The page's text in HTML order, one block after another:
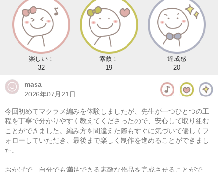
マクラメ編み ラウンドバスケット
楽しい！
32
素敵！
19
達成感
20
masa
2026年07月21日
今回初めてマクラメ編みを体験しましたが、先生が一つひとつの工
程を丁寧で分かりやすく教えてくださったので、安心して取り組む
ことができました。編み方を間違えた際もすぐに気づいて優しくフ
ォローしていただき、最後まで楽しく制作を進めることができまし
た。
おかげで、自分でも満足できる素敵な作品を完成させることがで